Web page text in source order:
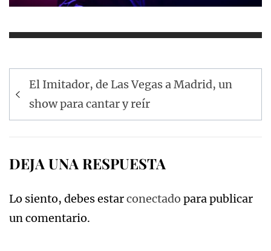
Navegación
de
entradas
El Imitador, de Las Vegas a Madrid, un
show para cantar y reír
DEJA UNA RESPUESTA
Lo siento, debes estarconectado para publicar
un comentario.